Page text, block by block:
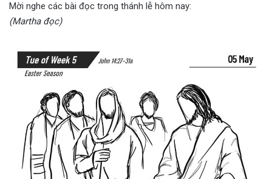
Mời nghe các bài đọc trong thánh lễ hôm nay:
(Martha đọc)